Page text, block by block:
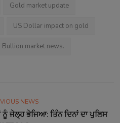
Gold market update
US Dollar impact on gold
Bullion market news.
NEWS
ਜੇਲ੍ਹ ਭੇਜਿਆ: ਤਿੰਨ ਦਿਨਾਂ ਦਾ ਪੁਲਿਸ